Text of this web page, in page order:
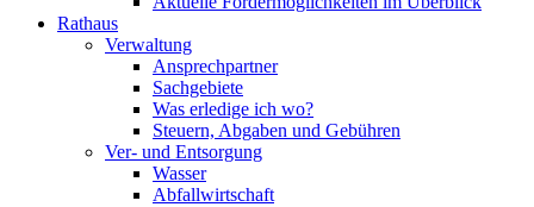
Rathaus
Verwaltung
Ansprechpartner
Sachgebiete
Was erledige ich wo?
Steuern, Abgaben und Gebühren
Ver- und Entsorgung
Wasser
Abfallwirtschaft